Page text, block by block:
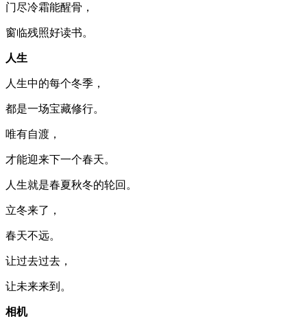
门尽冷霜能醒骨，
窗临残照好读书。
人生
人生中的每个冬季，
都是一场宝藏修行。
唯有自渡，
才能迎来下一个春天。
人生就是春夏秋冬的轮回。
立冬来了，
春天不远。
让过去过去，
让未来来到。
相机